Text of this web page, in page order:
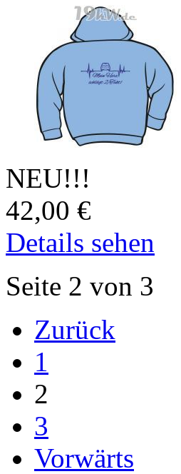
NEU!!!
42,00 €
Details sehen
Seite 2 von 3
Zurück
1
2
3
Vorwärts